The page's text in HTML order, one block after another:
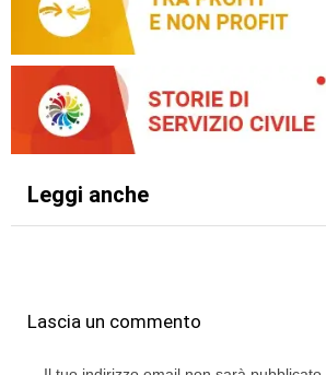
Leggi anche
Lascia un commento